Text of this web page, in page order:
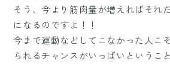
そう、今より筋肉量が増えればそれ
になるのですよ！！
今まで運動などしてこなかった人こ
られるチャンスがいっぱいということ